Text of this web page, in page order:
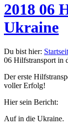
2018 06
Ukraine
Du bist hier:
06 Hilfstransport in
Der erste
voller Erfolg!
Hier sein Bericht:
Auf in die Ukraine.